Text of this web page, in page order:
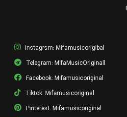
Instagrsm: Mifamusicorigibal
Telegram: MifaMusicOriginall
Facebook: Mifamusicoriginal
Tiktok: Mifamusicoriginal
Pinterest: Mifamusicoriginal